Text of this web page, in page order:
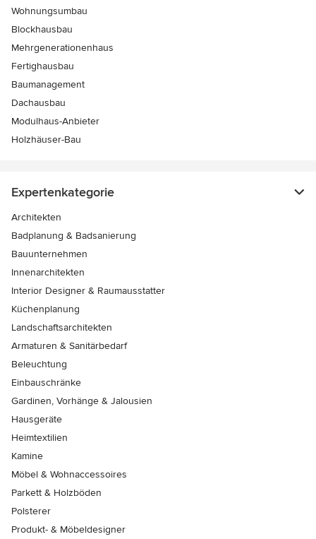
Wohnungsumbau
Blockhausbau
Mehrgenerationenhaus
Fertighausbau
Baumanagement
Dachausbau
Modulhaus-Anbieter
Holzhäuser-Bau
Expertenkategorie
Architekten
Badplanung & Badsanierung
Bauunternehmen
Innenarchitekten
Interior Designer & Raumausstatter
Küchenplanung
Landschaftsarchitekten
Armaturen & Sanitärbedarf
Beleuchtung
Einbauschränke
Gardinen, Vorhänge & Jalousien
Hausgeräte
Heimtextilien
Kamine
Möbel & Wohnaccessoires
Parkett & Holzböden
Polsterer
Produkt- & Möbeldesigner